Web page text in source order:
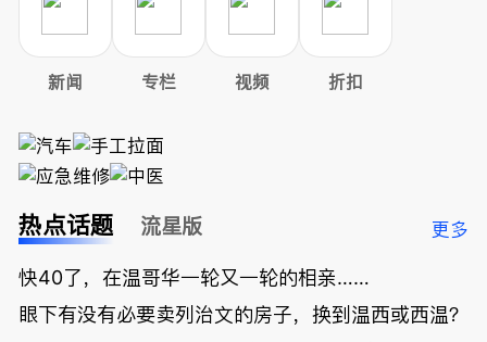
新闻 专栏 视频 折扣
热点话题 流星版 更多
快40了，在温哥华一轮又一轮的相亲……
眼下有没有必要卖列治文的房子，换到温西或西温？